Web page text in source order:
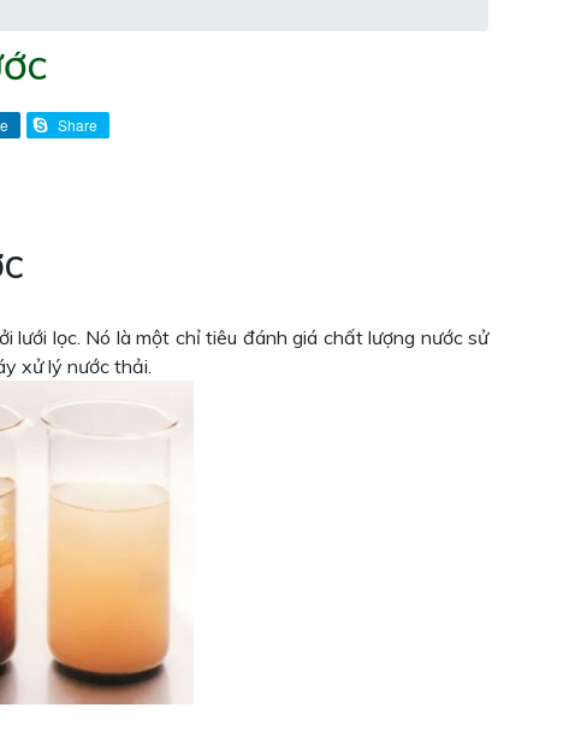
Share
lưới lọc. Nó là một chỉ tiêu đánh giá chất lượng nước sử
xử lý nước thải.